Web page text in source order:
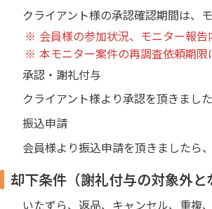
クライアント様の承認確認期間は、
会員様の参加状況、モニター報
本モニター案件の再調査依頼期限
承認・謝礼付与
クライアント様より承認を頂きまし
振込申請
会員様より振込申請を頂きましたら
却下条件（謝礼付与の対象外と
いたずら、返品、キャンセル、重複